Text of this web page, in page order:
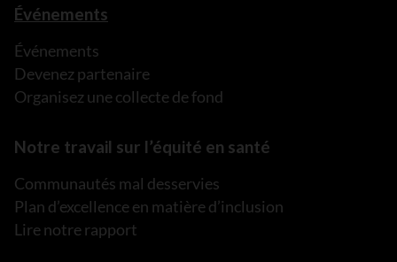
Événements
Événements
Devenez partenaire
Organisez une collecte de fond
Notre travail sur l’équité en santé
Communautés mal desservies
Plan d’excellence en matière d’inclusion
Lire notre rapport